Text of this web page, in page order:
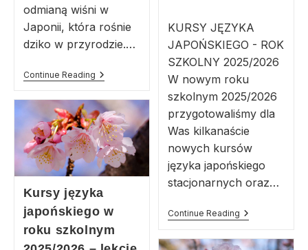
odmianą wiśni w
Japonii, która rośnie
dziko w przyrodzie.…
Continue Reading
KURSY JĘZYKA
JAPOŃSKIEGO - ROK
SZKOLNY 2025/2026
W nowym roku
szkolnym 2025/2026
przygotowaliśmy dla
Was kilkanaście
nowych kursów
języka japońskiego
stacjonarnych oraz…
Continue Reading
Kursy języka
japońskiego w
roku szkolnym